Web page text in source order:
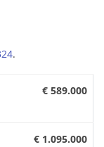
.
€ 589.000
€ 1.095.000